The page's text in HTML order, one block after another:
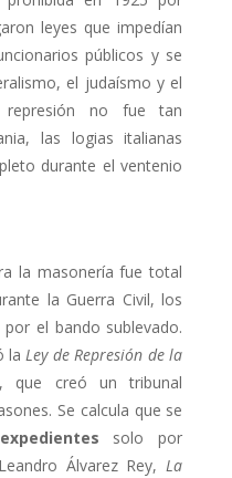
leyes que impedían
públicos y se
el judaísmo y el
represión no fue tan
las logias italianas
durante el ventenio
la masonería fue total
la Guerra Civil, los
el bando sublevado.
laLey de Represión de la
que creó un tribunal
Se calcula que se
solo por
Álvarez Rey,La